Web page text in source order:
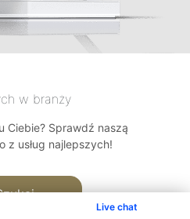
Live chat
w branży
Ciebie? Sprawdź naszą
z usług najlepszych!